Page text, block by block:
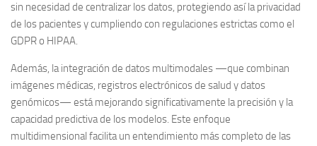
sin necesidad de centralizar los datos, protegiendo así la privacidad
de los pacientes y cumpliendo con regulaciones estrictas como el
GDPR o HIPAA.
Además, la integración de datos multimodales —que combinan
imágenes médicas, registros electrónicos de salud y datos
genómicos— está mejorando significativamente la precisión y la
capacidad predictiva de los modelos. Este enfoque
multidimensional facilita un entendimiento más completo de las